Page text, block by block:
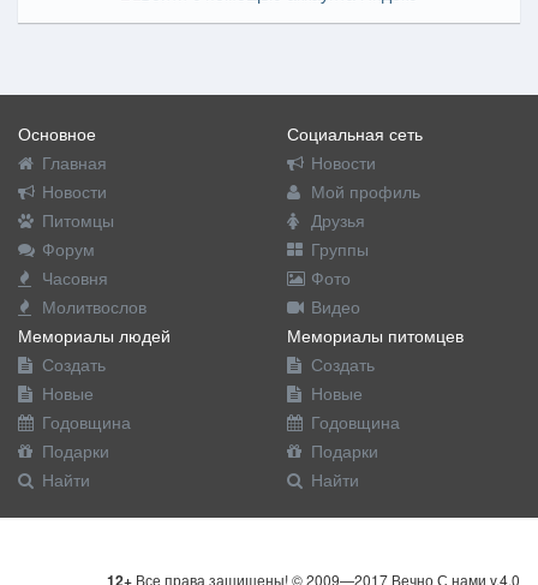
Основное
Главная
Новости
Питомцы
Форум
Часовня
Молитвослов
Социальная сеть
Новости
Мой профиль
Друзья
Группы
Фото
Видео
Мемориалы людей
Создать
Новые
Годовщина
Подарки
Найти
Мемориалы питомцев
Создать
Новые
Годовщина
Подарки
Найти
12+ Все права защищены! © 2009—2017 Вечно С нами v.4.0